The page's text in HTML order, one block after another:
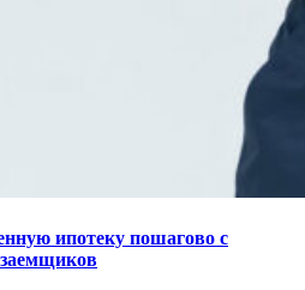
ипотеку пошагово с